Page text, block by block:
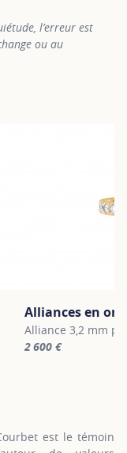
l’erreur est
ou au
Alliances en or
Alliance 3,2 mm
2 600 €
est le témoin